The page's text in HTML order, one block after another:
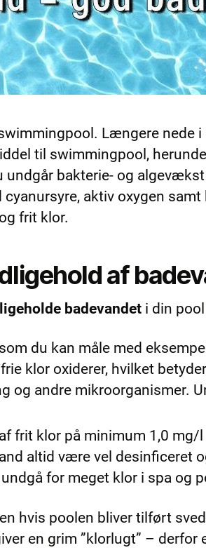
Længere nede
til swimmingpool,
undgår bakterie- og
aktiv oxygen
frit klor.
af
badevandet i din
du kan måle med
klor oxiderer, hvilket
og andre mikroorganismer.
frit klor på minimum 1,0
altid være vel desinficeret
for meget klor i spa og
hvis poolen bliver tilført
en grim ”klorlugt” – derfor